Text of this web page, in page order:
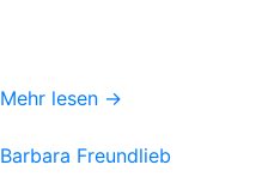
Mehr lesen →
Barbara Freundlieb